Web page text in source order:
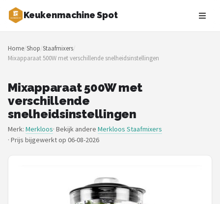
Keukenmachine Spot
Zoeken
NAVIGATIE
Merken
Blog
MasterChef
Keukenmachines
Home/Shop/Staafmixers/
Mixapparaat 500W met verschillende snelheidsinstellingen
Mixapparaat 500W met
verschillende
snelheidsinstellingen
Merk: Merkloos· Bekijk andere Merkloos Staafmixers
· Prijs bijgewerkt op 06-08-2026